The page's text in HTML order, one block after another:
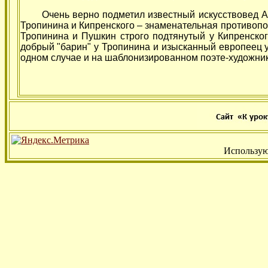
Очень верно подметил известный искусствовед
Тропинина и Кипренского – знаменательная
Тропинина и Пушкин строго подтянутый у
добрый "барин" у Тропинина и изысканный европеец
одном случае и на шаблонизированном поэте-